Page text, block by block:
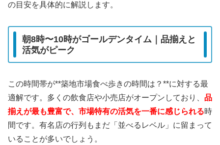
の目安を具体的に解説します。
朝8時〜10時がゴールデンタイム｜品揃えと
活気がピーク
この時間帯が**築地市場食べ歩きの時間は？**に対する最
適解です。多くの飲食店や小売店がオープンしており、 品
揃えが最も豊富で、市場特有の活気を一番に感じられる時
間です。有名店の行列もまだ「並べるレベル」に留まって
いることが多いでしょう。